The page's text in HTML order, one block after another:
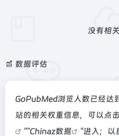
没有相
数据评估
GoPubMed浏览人数已经达
站的相关权重信息，可以点
""Chinaz数据
"进入；以